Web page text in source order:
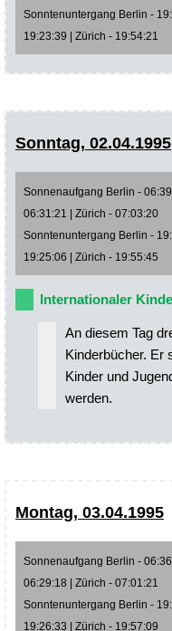
Sonntenuntergang Berlin -
19:23:39 | Zürich - 19:54:21
Sonntag, 02.04.1995
Sonnenaufgang Berlin -
06:31:21 | Zürich - 07:03:20
Sonntenuntergang Berlin -
19:25:06 | Zürich - 19:55:45
Internationaler
An diesem Tag
Kinderbücher. Er
Kinder und
werden.
Montag, 03.04.1995
Sonnenaufgang Berlin -
06:29:18 | Zürich - 07:01:21
Sonntenuntergang Berlin -
19:26:33 | Zürich - 19:57:09